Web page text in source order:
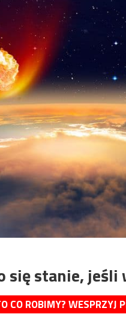
się stanie,
CO ROBIMY? WESPRZYJ